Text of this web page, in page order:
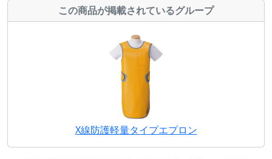
この商品が掲載されているグループ
X線防護軽量タイプエプロン